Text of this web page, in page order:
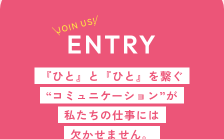
JOIN US!
ENTRY
『ひと』と『ひと』を繋ぐ
“コミュニケーション”が
私たちの仕事には
欠かせません。